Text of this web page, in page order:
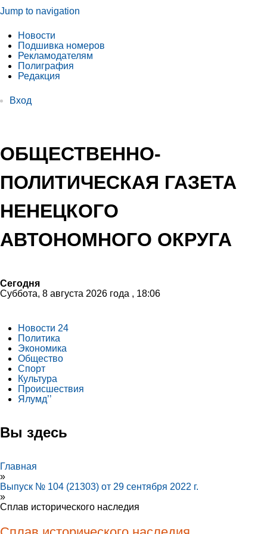
Jump to navigation
Новости
Подшивка номеров
Рекламодателям
Полиграфия
Редакция
Вход
ОБЩЕСТВЕННО-
ПОЛИТИЧЕСКАЯ ГАЗЕТА
НЕНЕЦКОГО
АВТОНОМНОГО ОКРУГА
Сегодня
Суббота, 8 августа 2026 года , 18:06
Новости 24
Политика
Экономика
Общество
Спорт
Культура
Происшествия
Ялумд’’
Вы здесь
Главная
»
Выпуск № 104 (21303) от 29 сентября 2022 г.
»
Сплав исторического наследия